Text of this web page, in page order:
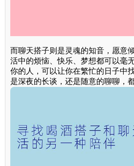
而聊天搭子则是灵魂的知音，愿意
活中的烦恼、快乐、梦想都可以毫
你的人，可以让你在繁忙的日子中
是深夜的长谈，还是随意的聊聊，